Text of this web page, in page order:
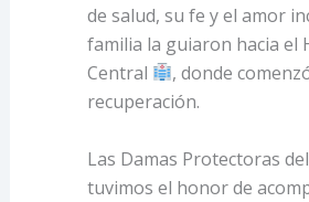
de salud, su fe y el amor
familia la guiaron hacia el
Central
, donde
recuperación.
Las Damas Protectoras
tuvimos el honor de